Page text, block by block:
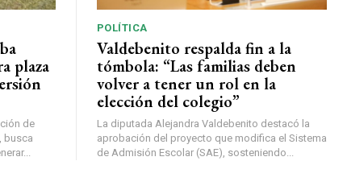
plaza
de
busca
POLÍTICA
Valdebenito respalda fin a la
tómbola: “Las familias deben
volver a tener un rol en la
elección del colegio”
La diputada Alejandra Valdebenito destacó la
aprobación del proyecto que modifica el Sistema
de Admisión Escolar (SAE), sosteniendo...